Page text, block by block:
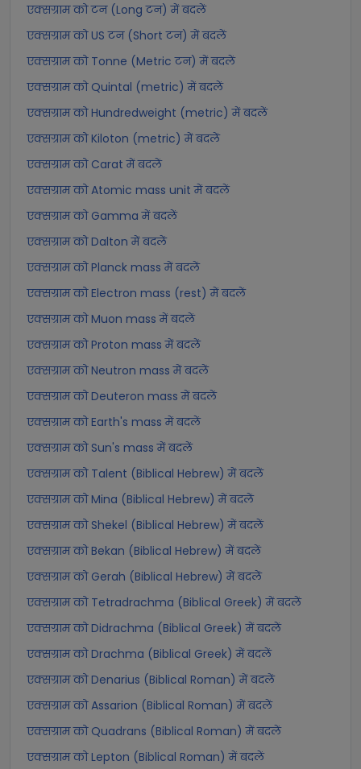
एक्सग्राम को टन (Long टन) में बदलें
एक्सग्राम को US टन (Short टन) में बदलें
एक्सग्राम को Tonne (Metric टन) में बदलें
एक्सग्राम को Quintal (metric) में बदलें
एक्सग्राम को Hundredweight (metric) में बदलें
एक्सग्राम को Kiloton (metric) में बदलें
एक्सग्राम को Carat में बदलें
एक्सग्राम को Atomic mass unit में बदलें
एक्सग्राम को Gamma में बदलें
एक्सग्राम को Dalton में बदलें
एक्सग्राम को Planck mass में बदलें
एक्सग्राम को Electron mass (rest) में बदलें
एक्सग्राम को Muon mass में बदलें
एक्सग्राम को Proton mass में बदलें
एक्सग्राम को Neutron mass में बदलें
एक्सग्राम को Deuteron mass में बदलें
एक्सग्राम को Earth's mass में बदलें
एक्सग्राम को Sun's mass में बदलें
एक्सग्राम को Talent (Biblical Hebrew) में बदलें
एक्सग्राम को Mina (Biblical Hebrew) में बदलें
एक्सग्राम को Shekel (Biblical Hebrew) में बदलें
एक्सग्राम को Bekan (Biblical Hebrew) में बदलें
एक्सग्राम को Gerah (Biblical Hebrew) में बदलें
एक्सग्राम को Tetradrachma (Biblical Greek) में बदलें
एक्सग्राम को Didrachma (Biblical Greek) में बदलें
एक्सग्राम को Drachma (Biblical Greek) में बदलें
एक्सग्राम को Denarius (Biblical Roman) में बदलें
एक्सग्राम को Assarion (Biblical Roman) में बदलें
एक्सग्राम को Quadrans (Biblical Roman) में बदलें
एक्सग्राम को Lepton (Biblical Roman) में बदलें